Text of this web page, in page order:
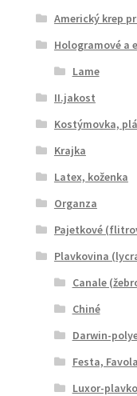
Americký krep
Hologramové a
Lame
II.jakost
Kostýmovka,
Krajka
Latex, koženka
Organza
Pajetkové
Plavkovina
Canale
Chiné
Darwin-
Festa,
Luxor-